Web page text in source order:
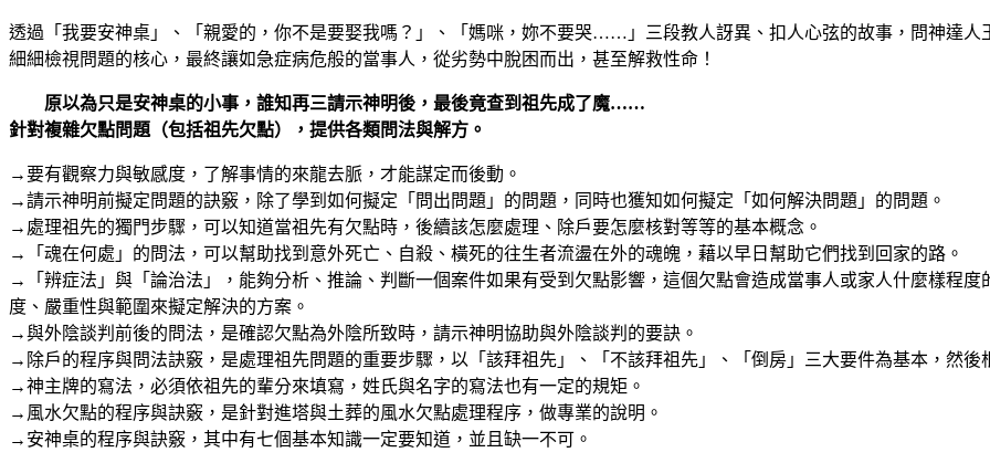
透過「我要安神桌」、「親愛的，你不是要娶我嗎？」、「媽咪，妳不要哭……」三段教人訝異、扣人心弦的故事，問神達
細細檢視問題的核心，最終讓如急症病危般的當事人，從劣勢中脫困而出，甚至解救性命！
原以為只是安神桌的小事，誰知再三請示神明後，最後竟查到祖先成了魔……
針對複雜欠點問題（包括祖先欠點），提供各類問法與解方。
→要有觀察力與敏感度，了解事情的來龍去脈，才能謀定而後動。
→請示神明前擬定問題的訣竅，除了學到如何擬定「問出問題」的問題，同時也獲知如何擬定「如何解決問題」的問題。
→處理祖先的獨門步驟，可以知道當祖先有欠點時，後續該怎麼處理、除戶要怎麼核對等等的基本概念。
→「魂在何處」的問法，可以幫助找到意外死亡、自殺、橫死的往生者流盪在外的魂魄，藉以早日幫助它們找到回家的路。
→「辨症法」與「論治法」，能夠分析、推論、判斷一個案件如果有受到欠點影響，這個欠點會造成當事人或家人什麼樣程
度、嚴重性與範圍來擬定解決的方案。
→與外陰談判前後的問法，是確認欠點為外陰所致時，請示神明協助與外陰談判的要訣。
→除戶的程序與問法訣竅，是處理祖先問題的重要步驟，以「該拜祖先」、「不該拜祖先」、「倒房」三大要件為基本，然後
→神主牌的寫法，必須依祖先的輩分來填寫，姓氏與名字的寫法也有一定的規矩。
→風水欠點的程序與訣竅，是針對進塔與土葬的風水欠點處理程序，做專業的說明。
→安神桌的程序與訣竅，其中有七個基本知識一定要知道，並且缺一不可。